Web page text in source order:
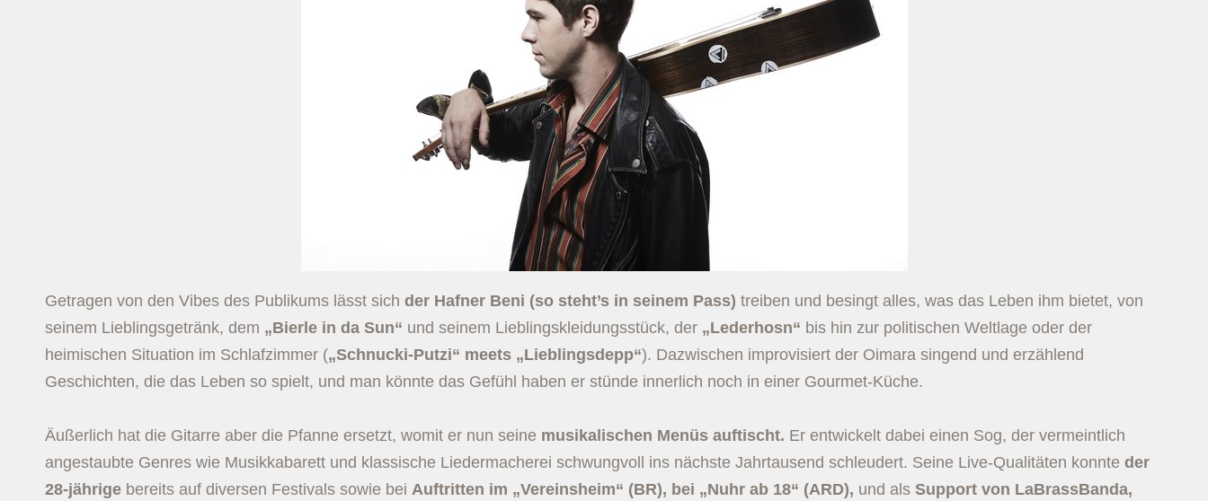
Getragen von den Vibes des Publikums lässt sich der Hafner Beni (so steht’s in seinem Pass) treiben und besingt alles, was das Leben ihm bietet, von
seinem Lieblingsgetränk, dem „Bierle in da Sun“ und seinem Lieblingskleidungsstück, der „Lederhosn“ bis hin zur politischen Weltlage oder der
heimischen Situation im Schlafzimmer („Schnucki-Putzi“ meets „Lieblingsdepp“). Dazwischen improvisiert der Oimara singend und erzählend
Geschichten, die das Leben so spielt, und man könnte das Gefühl haben er stünde innerlich noch in einer Gourmet-Küche.
Äußerlich hat die Gitarre aber die Pfanne ersetzt, womit er nun seine musikalischen Menüs auftischt. Er entwickelt dabei einen Sog, der vermeintlich
angestaubte Genres wie Musikkabarett und klassische Liedermacherei schwungvoll ins nächste Jahrtausend schleudert. Seine Live-Qualitäten konnte der
28-jährige bereits auf diversen Festivals sowie bei Auftritten im „Vereinsheim“ (BR), bei „Nuhr ab 18“ (ARD), und als Support von LaBrassBanda,